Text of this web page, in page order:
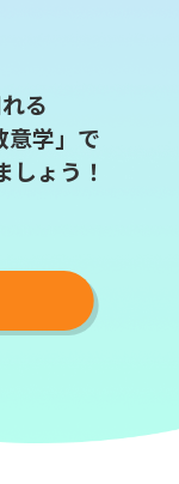
る
意学」で
しょう！